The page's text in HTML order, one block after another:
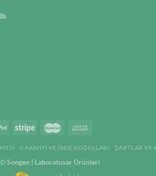
GARANTI VE İADE KOŞULLARI ŞARTLAR VE
©Songen | Laboratuvar Ürünleri